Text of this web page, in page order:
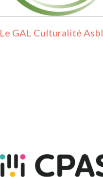
Le GAL Culturalité Asbl